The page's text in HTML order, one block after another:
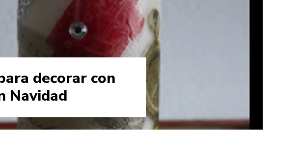
decorar con
Navidad